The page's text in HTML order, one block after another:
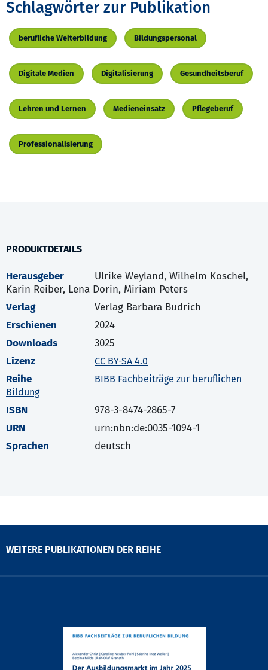
Schlagwörter zur Publikation
berufliche Weiterbildung Bildungspersonal
Digitale Medien Digitalisierung Gesundheitsberuf
Lehren und Lernen Medieneinsatz Pflegeberuf
Professionalisierung
PRODUKTDETAILS
Herausgeber
Ulrike Weyland, Wilhelm Koschel,
Karin Reiber, Lena Dorin, Miriam Peters
Verlag
Verlag Barbara Budrich
Erschienen
2024
Downloads
3025
Lizenz
CC BY-SA 4.0
Reihe
BIBB Fachbeiträge zur beruflichen
Bildung
ISBN
978-3-8474-2865-7
URN
urn:nbn:de:0035-1094-1
Sprachen
deutsch
WEITERE PUBLIKATIONEN DER REIHE